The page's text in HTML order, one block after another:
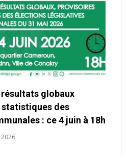
globaux
des
: ce 4 juin à 18h
2026